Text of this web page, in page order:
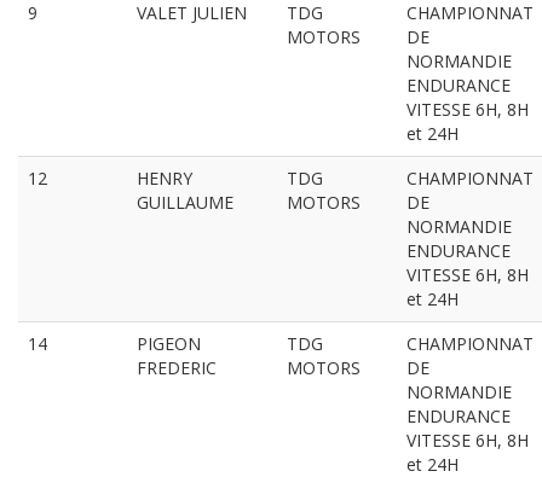
9
VALET JULIEN
TDG
MOTORS
CHAMPIONNAT
DE
NORMANDIE
ENDURANCE
VITESSE 6H, 8H
et 24H
12
HENRY
GUILLAUME
TDG
MOTORS
CHAMPIONNAT
DE
NORMANDIE
ENDURANCE
VITESSE 6H, 8H
et 24H
14
PIGEON
FREDERIC
TDG
MOTORS
CHAMPIONNAT
DE
NORMANDIE
ENDURANCE
VITESSE 6H, 8H
et 24H